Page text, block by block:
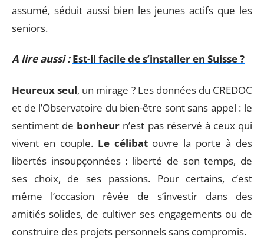
assumé, séduit aussi bien les jeunes actifs que les
seniors.
A lire aussi : Est-il facile de s’installer en Suisse ?
Heureux seul, un mirage ? Les données du CREDOC
et de l’Observatoire du bien-être sont sans appel : le
sentiment de bonheur n’est pas réservé à ceux qui
vivent en couple. Le célibatouvre la porte à des
libertés insoupçonnées : liberté de son temps, de
ses choix, de ses passions. Pour certains, c’est
même l’occasion rêvée de s’investir dans des
amitiés solides, de cultiver ses engagements ou de
construire des projets personnels sans compromis.